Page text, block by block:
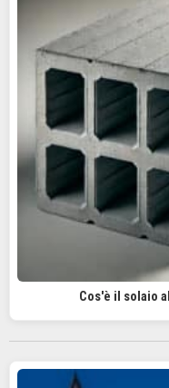
Cos'è il solaio